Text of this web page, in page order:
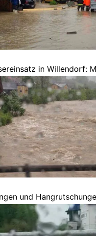
in Willendorf:
wurde versucht das
bringen.
und